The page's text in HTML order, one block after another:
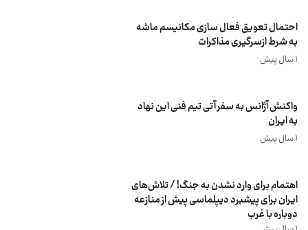
احتمال تعویق فعال سازی مکانیسم ماشه
به شرط ازسرگیری مذاکرات
1 سال پیش
واکنش آژانس به سفر آتی تیم فنی این نهاد
به ایران
1 سال پیش
اهتمام برای وارد نشدن به جنگ! / تلاش‌های
ایران برای پیشبرد دیپلماسی پیش از منازعه
دوباره با غرب